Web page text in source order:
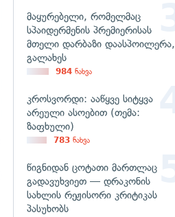
მაყურებელი, რომელმაც
სპაიდერმენის პრემიერისას
მთელი დარბაზი დაასპოილერა,
გალახეს
984 ნახვა
კროსვორდი: ააწყვე სიტყვა
არეული ასოებით (თემა:
ზაფხული)
783 ნახვა
წიგნიდან ცოტათი მართლაც
გადავუხვიეთ — დრაკონის
სახლის რეჟისორი კრიტიკას
პასუხობს